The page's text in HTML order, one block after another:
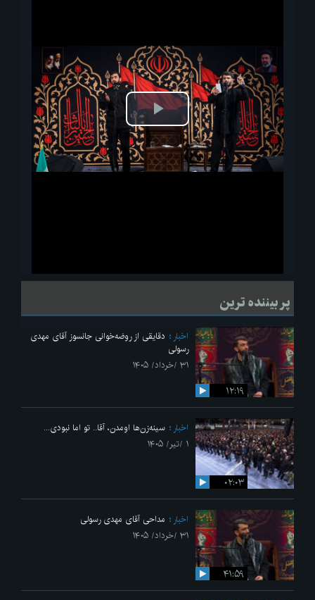
پخش
ویدیو
لحظاتی از قرائت زیارت اربعین امام حسین(ع) در مراسم عزاداری هیئات
پر بیننده ترین
۱۲:۱۹
اخبار
دقایقی از روضه‌خوانی جانسوز آقای مهدی
رسولی
۳۱ /خرداد/ ۱۴۰۵
۰۲:۰۳
اخبار
سینه‌زن‌ها اومدن،‌ آقا.. تو اما نبودی...
۱ /تیر/ ۱۴۰۵
۴۱:۵۹
اخبار
مداحی آقای مهدی رسولی
۳۱ /خرداد/ ۱۴۰۵